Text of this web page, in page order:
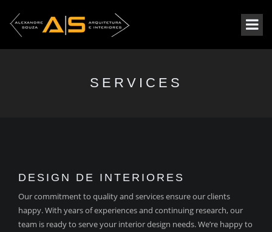
SERVICES
DESIGN DE INTERIORES
Our commitment to quality and services ensure our clients
happy. With years of experiences and continuing research, our
team is ready to serve your interior design needs. We’re happy to